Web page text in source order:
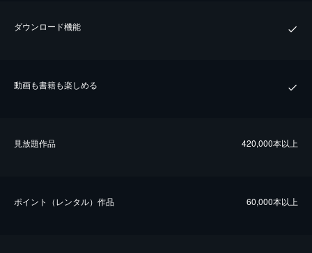
ダウンロード機能
動画も書籍も楽しめる
⾒放題作品 420,000本以上
ポイント（レンタル）作品 60,000本以上